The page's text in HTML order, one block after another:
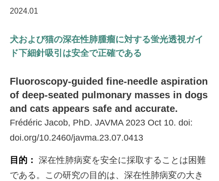
2024.01
犬および猫の深在性肺腫瘤に対する蛍光透視ガイ
ド下細針吸引は安全で正確である
Fluoroscopy-guided fine-needle aspiration
of deep-seated pulmonary masses in dogs
and cats appears safe and accurate.
Frédéric Jacob, PhD. JAVMA 2023 Oct 10. doi:
doi.org/10.2460/javma.23.07.0413
目的： 深在性肺病変を安全に採取することは困難
である。この研究の目的は、深在性肺病変の大き